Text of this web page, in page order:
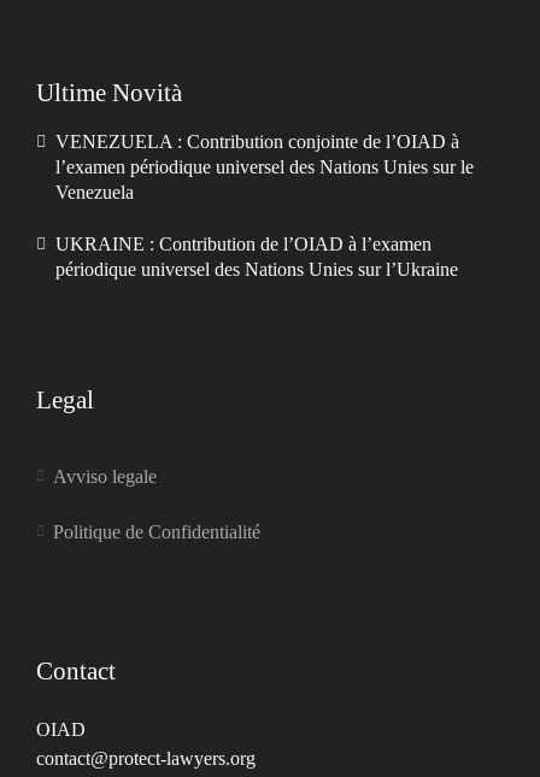
Ultime Novità
VENEZUELA : Contribution conjointe de l’OIAD à
l’examen périodique universel des Nations Unies sur le
Venezuela
UKRAINE : Contribution de l’OIAD à l’examen
périodique universel des Nations Unies sur l’Ukraine
Legal
Avviso legale
Politique de Confidentialité
Contact
OIAD
contact@protect-lawyers.org